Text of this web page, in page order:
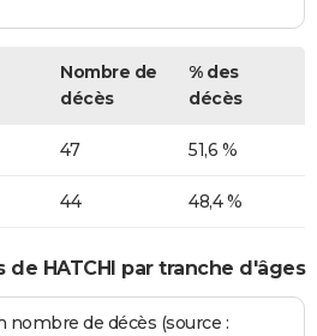
Nombre de
décès
% des
décès
47 51,6 %
44 48,4 %
HATCHI par tranche d'âges
de décès (source :